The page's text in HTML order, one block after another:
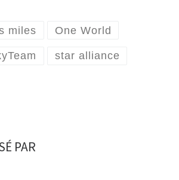
miles One World
star alliance
PAR